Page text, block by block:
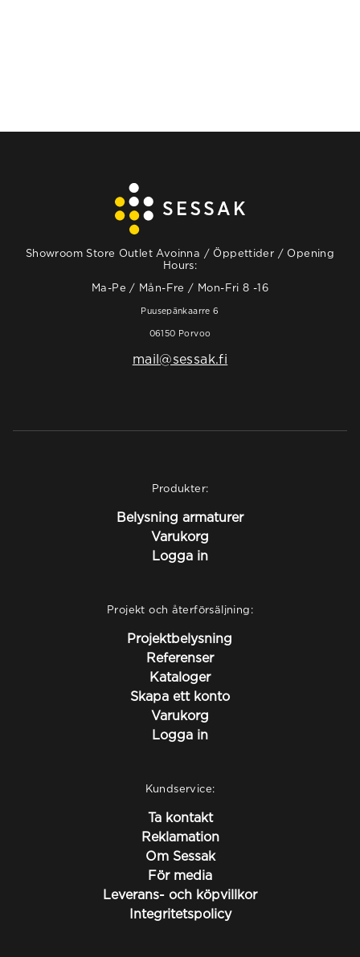
Showroom Store Outlet Avoinna / Öppettider / Opening
Hours:
Ma-Pe / Mån-Fre / Mon-Fri 8 -16
Puusepänkaarre 6
06150 Porvoo
mail@sessak.fi
Produkter:
Belysning armaturer
Varukorg
Logga in
Projekt och återförsäljning:
Projektbelysning
Referenser
Kataloger
Skapa ett konto
Varukorg
Logga in
Kundservice:
Ta kontakt
Reklamation
Om Sessak
För media
Leverans- och köpvillkor
Integritetspolicy